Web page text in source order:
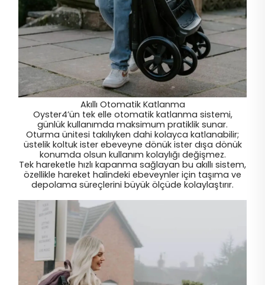
Akıllı Otomatik Katlanma
Oyster4’ün tek elle otomatik katlanma sistemi,
günlük kullanımda maksimum pratiklik sunar.
Oturma ünitesi takılıyken dahi kolayca katlanabilir;
üstelik koltuk ister ebeveyne dönük ister dışa dönük
konumda olsun kullanım kolaylığı değişmez.
Tek hareketle hızlı kapanma sağlayan bu akıllı sistem,
özellikle hareket halindeki ebeveynler için taşıma ve
depolama süreçlerini büyük ölçüde kolaylaştırır.